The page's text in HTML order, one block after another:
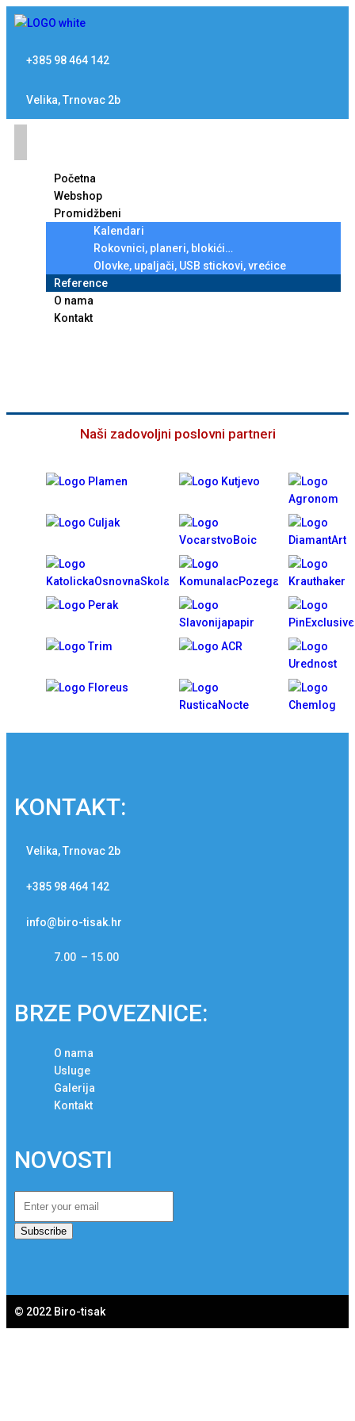
+385 98 464 142
Velika, Trnovac 2b
Početna
Webshop
Promidžbeni
Kalendari
Rokovnici, planeri, blokići…
Olovke, upaljači, USB stickovi, vrećice
Reference
O nama
Kontakt
Naši zadovoljni poslovni partneri
KONTAKT:
Velika, Trnovac 2b
+385 98 464 142
info@biro-tisak.hr
7.00 – 15.00
BRZE POVEZNICE:
O nama
Usluge
Galerija
Kontakt
NOVOSTI
Subscribe
© 2022 Biro-tisak